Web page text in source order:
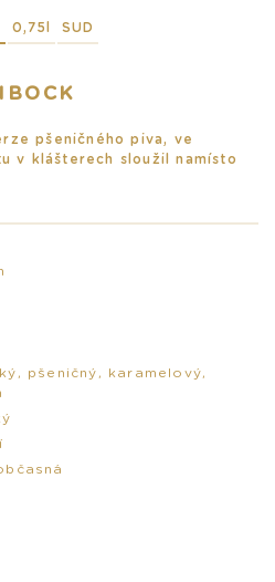
0,75l SUD
pšeničného piva, ve
v klášterech sloužil namísto
pšeničný, karamelový,